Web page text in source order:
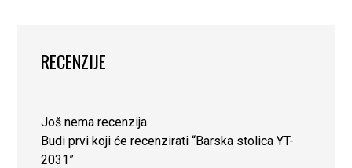
RECENZIJE
Još nema recenzija.
Budi prvi koji će recenzirati “Barska stolica YT-
2031”